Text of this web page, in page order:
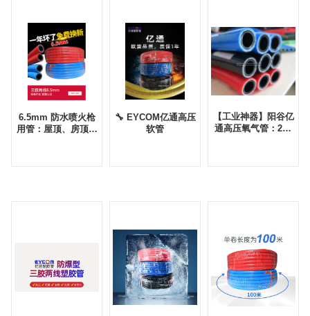
6.5mm 防水喷火枪
用管：屋顶、房顶防
🔧 EYCOM亿通高压
软管
【工业神器】阳谷亿
通高压氧气管：200